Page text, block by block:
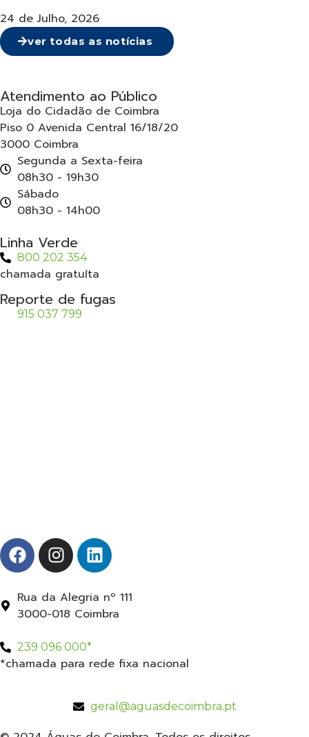
24 de Julho, 2026
ver todas as notícias
Atendimento ao Público
Loja do Cidadão de Coimbra
Piso 0 Avenida Central 16/18/20
3000 Coimbra
Segunda a Sexta-feira
08h30 - 19h30
Sábado
08h30 - 14h00
Linha Verde
800 202 354
chamada gratuíta
Reporte de fugas
915 037 799
Rua da Alegria nº 111
3000-018 Coimbra
239 096 000*
*chamada para rede fixa nacional
geral@aguasdecoimbra.pt